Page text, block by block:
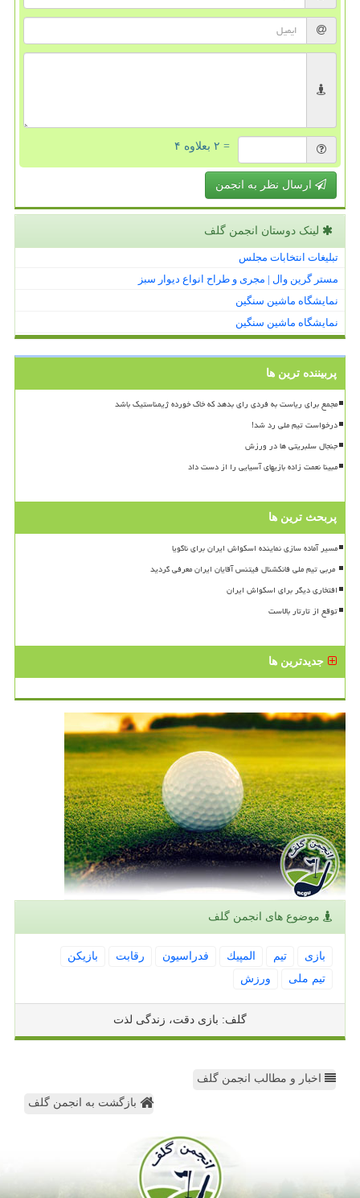
= ۲ بعلاوه ۴
ارسال نظر به انجمن
لینک دوستان انجمن گلف
تبلیغات انتخابات مجلس
مستر گرین وال | مجری و طراح انواع دیوار سبز
نمایشگاه ماشین سنگین
نمایشگاه ماشین سنگین
پربیننده ترین ها
مجمع برای ریاست به فردی رای بدهد که خاک خورده ژیمناستیک باشد
درخواست تیم ملی رد شد!
جنجال سلبریتی ها در ورزش
مبینا نعمت زاده بازیهای آسیایی را از دست داد
پربحث ترین ها
مسیر آماده سازی نماینده اسکواش ایران برای ناگویا
افتخاری دیگر برای اسکواش ایران
توقع از تارتار بالاست
جدیدترین ها
موضوع های انجمن گلف
بازی تیم المپیك فدراسیون رقابت
بازیكن
تیم ملی
ورزش
گلف: بازی دقت، زندگی لذت
اخبار و مطالب انجمن گلف
بازگشت به انجمن گلف